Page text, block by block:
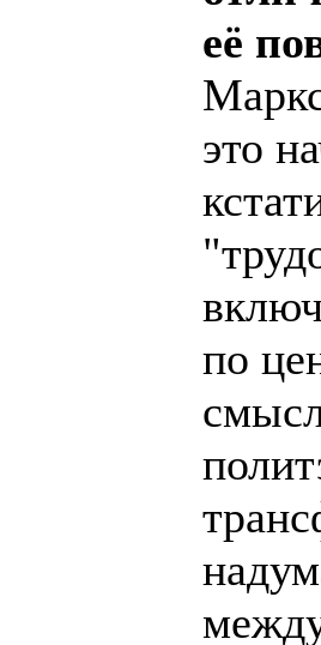
её
это
по